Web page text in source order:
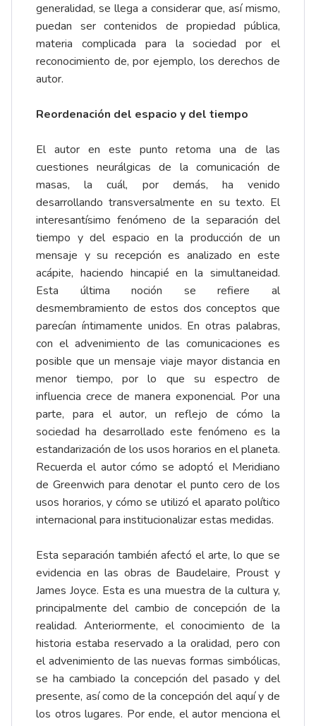
generalidad, se llega a considerar que, así mismo,
puedan ser contenidos de propiedad pública,
materia complicada para la sociedad por el
reconocimiento de, por ejemplo, los derechos de
autor.
Reordenación del espacio y del tiempo
El autor en este punto retoma una de las
cuestiones neurálgicas de la comunicación de
masas, la cuál, por demás, ha venido
desarrollando transversalmente en su texto. El
interesantísimo fenómeno de la separación del
tiempo y del espacio en la producción de un
mensaje y su recepción es analizado en este
acápite, haciendo hincapié en la simultaneidad.
Esta última noción se refiere al
desmembramiento de estos dos conceptos que
parecían íntimamente unidos. En otras palabras,
con el advenimiento de las comunicaciones es
posible que un mensaje viaje mayor distancia en
menor tiempo, por lo que su espectro de
influencia crece de manera exponencial. Por una
parte, para el autor, un reflejo de cómo la
sociedad ha desarrollado este fenómeno es la
estandarización de los usos horarios en el planeta.
Recuerda el autor cómo se adoptó el Meridiano
de Greenwich para denotar el punto cero de los
usos horarios, y cómo se utilizó el aparato político
internacional para institucionalizar estas medidas.
Esta separación también afectó el arte, lo que se
evidencia en las obras de Baudelaire, Proust y
James Joyce. Esta es una muestra de la cultura y,
principalmente del cambio de concepción de la
realidad. Anteriormente, el conocimiento de la
historia estaba reservado a la oralidad, pero con
el advenimiento de las nuevas formas simbólicas,
se ha cambiado la concepción del pasado y del
presente, así como de la concepción del aquí y de
los otros lugares. Por ende, el autor menciona el